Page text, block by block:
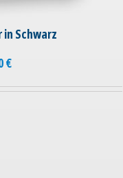
Schwarz
€